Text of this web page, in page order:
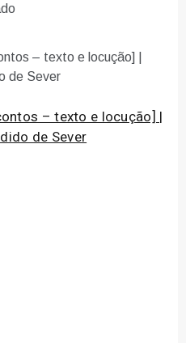
– texto e locução] |
de Sever